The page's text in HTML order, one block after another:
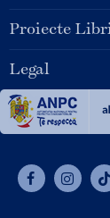
Proiecte
Legal